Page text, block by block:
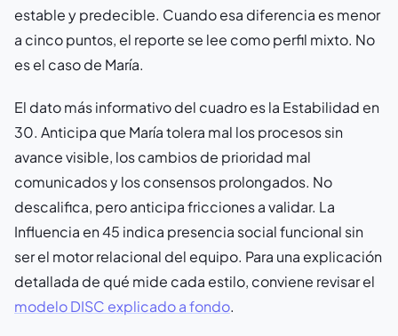
estable y predecible. Cuando esa diferencia es menor
a cinco puntos, el reporte se lee como perfil mixto. No
es el caso de María.
El dato más informativo del cuadro es la Estabilidad en
30. Anticipa que María tolera mal los procesos sin
avance visible, los cambios de prioridad mal
comunicados y los consensos prolongados. No
descalifica, pero anticipa fricciones a validar. La
Influencia en 45 indica presencia social funcional sin
ser el motor relacional del equipo. Para una explicación
detallada de qué mide cada estilo, conviene revisar el
modelo DISC explicado a fondo.